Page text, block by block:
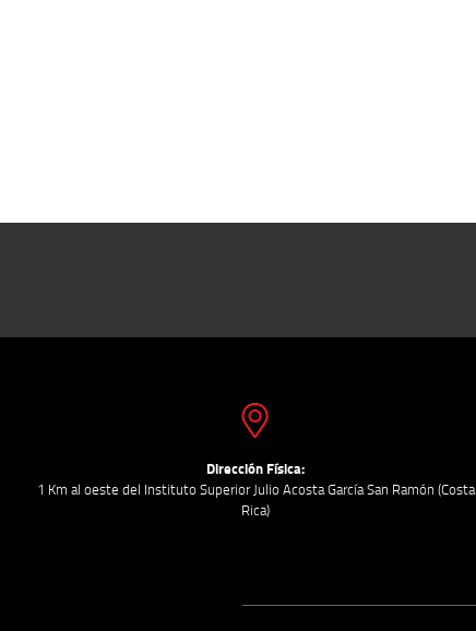
Dirección Física:
1 Km al oeste del Instituto Superior Julio Acosta García San Ramón (Costa
Rica)